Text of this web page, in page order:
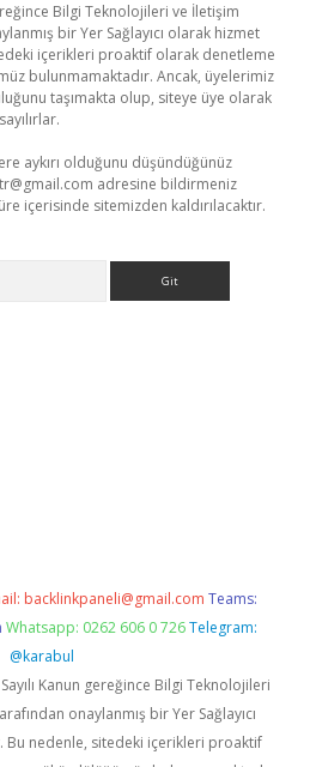
Bilgi Teknolojileri ve İletişim
bir Yer Sağlayıcı olarak hizmet
içerikleri proaktif olarak denetleme
bulunmamaktadır. Ancak, üyelerimiz
taşımakta olup, siteye üye olarak
aykırı olduğunu düşündüğünüz
adresine bildirmeniz
içerisinde sitemizden kaldırılacaktır.
backlinkpaneli@gmail.com Teams:
Whatsapp: 0262 606 0 726 Telegram:
@karabul
Kanun gereğince Bilgi Teknolojileri
onaylanmış bir Yer Sağlayıcı
Bu nedenle, sitedeki içerikleri proaktif